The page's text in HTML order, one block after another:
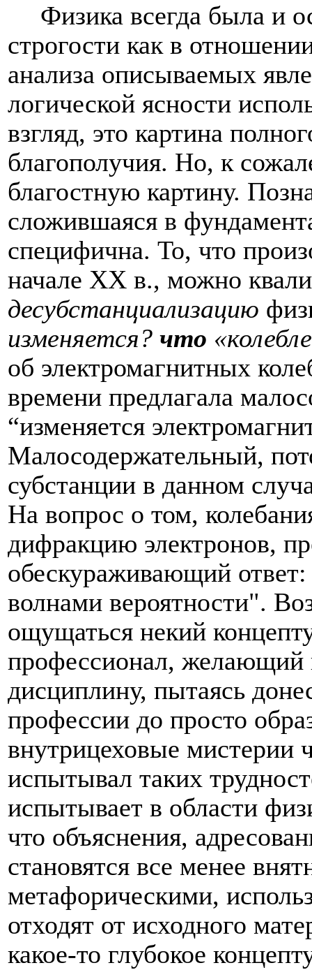
Физика всегда была и
строгости как в
анализа описываемых
логической ясности
взгляд, это картина
благополучия. Но, к
благостную картину.
сложившаяся в
специфична. То, что
начале XX в., можно
десубстанциализацию
изменяется? что
об электромагнитных
времени предлагала
“изменяется
Малосодержательный,
субстанции в данном
На вопрос о том,
дифракцию электронов,
обескураживающий
волнами вероятности".
ощущаться некий
профессионал, желающий
дисциплину, пытаясь
профессии до просто
внутрицеховые мистерии
испытывал таких
испытывает в области
что объяснения,
становятся все менее
метафорическими,
отходят от исходного
какое-то глубокое